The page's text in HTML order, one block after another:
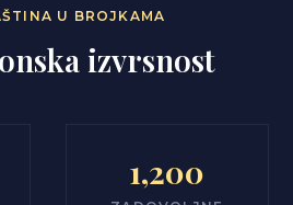
U BROJKAMA
izvrsnost
1,200